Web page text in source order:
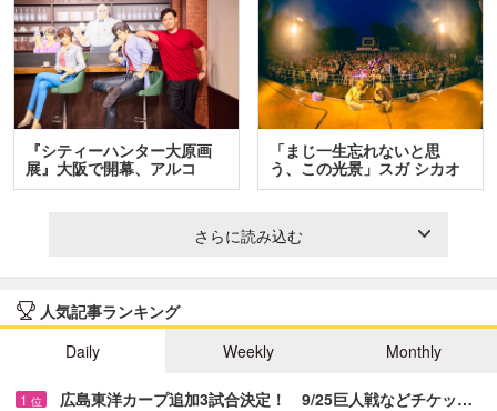
『シティーハンター大原画
展』大阪で開幕、アルコ
＆…
「まじ一生忘れないと思
う、この光景」スガ シカオ
と…
さらに読み込む
人気記事ランキング
Daily
Weekly Monthly
1 位 広島東洋カープ追加3試合決定！ 9/25巨人戦などチケッ…